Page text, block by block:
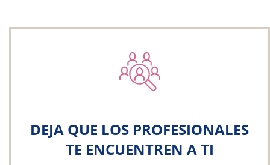
DEJA QUE LOS PROFESIONALES
TE ENCUENTREN A TI